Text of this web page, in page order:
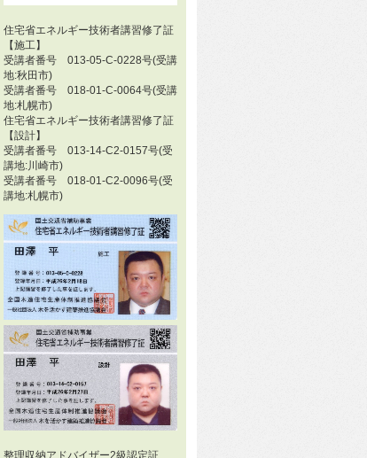
住宅省エネルギー技術者講習修了証
【施工】
受講者番号 013-05-C-0228号(受講
地:秋田市)
受講者番号 018-01-C-0064号(受講
地:札幌市)
住宅省エネルギー技術者講習修了証
【設計】
受講者番号 013-14-C2-0157号(受
講地:川崎市)
受講者番号 018-01-C2-0096号(受
講地:札幌市)